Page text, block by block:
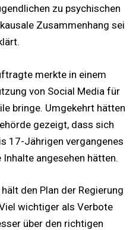
zu psychischen
Zusammenhang sei
merkte in einem
von Social Media für
bringe. Umgekehrt hätten
gezeigt, dass sich
17-Jährigen vergangenes
angesehen hätten.
den Plan der Regierung
wichtiger als Verbote
über den richtigen